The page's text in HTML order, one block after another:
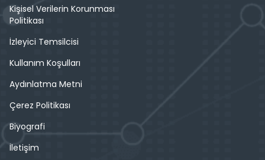
Kişisel Verilerin Korunması
Politikası
İzleyici Temsilcisi
Kullanım Koşulları
Aydınlatma Metni
Çerez Politikası
Biyografi
İletişim